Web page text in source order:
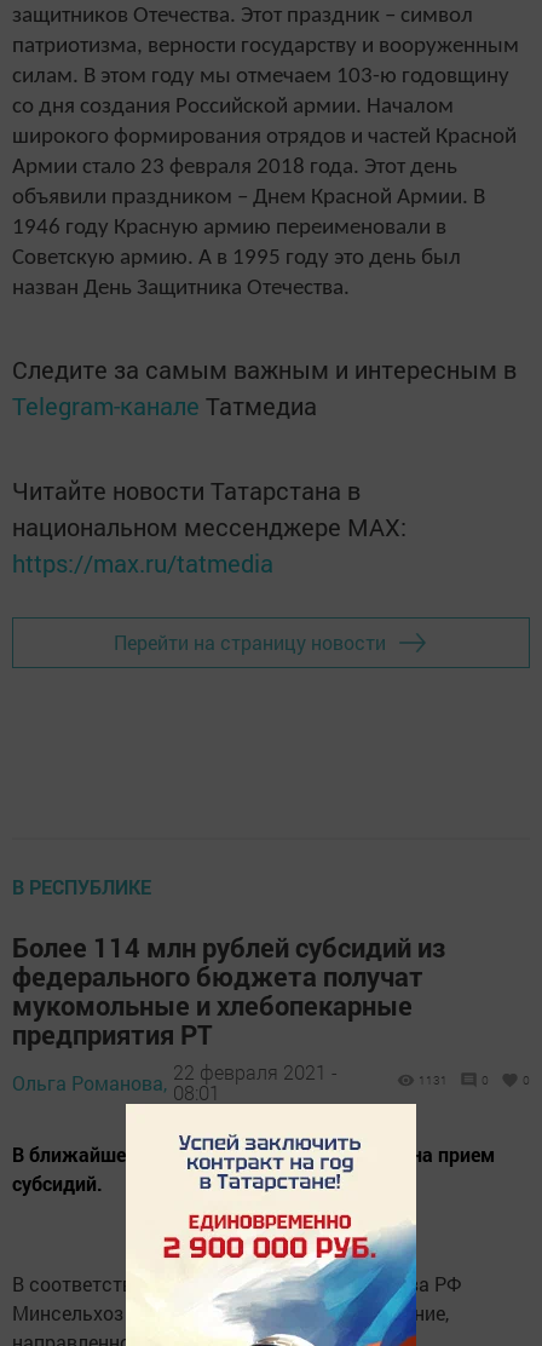
защитников Отечества. Этот праздник – символ
патриотизма, верности государству и вооруженным
силам. В этом году мы отмечаем 103-ю годовщину
со дня создания Российской армии. Началом
широкого формирования отрядов и частей Красной
Армии стало 23 февраля 2018 года. Этот день
объявили праздником – Днем Красной Армии. В
1946 году Красную армию переименовали в
Советскую армию. А в 1995 году это день был
назван День Защитника Отечества.
Следите за самым важным и интересным в
Telegram-канале Татмедиа
Читайте новости Татарстана в
национальном мессенджере MАХ:
https://max.ru/tatmedia
Перейти на страницу новости
В РЕСПУБЛИКЕ
Более 114 млн рублей субсидий из
федерального бюджета получат
мукомольные и хлебопекарные
предприятия РТ
Ольга Романова, 22 февраля 2021 -
08:01
1131 0 0
В ближайшее время объявят отбор заявок на прием
субсидий.
В соответствии с поручением Правительства РФ
Минсельхоз России подписал с РТ соглашение,